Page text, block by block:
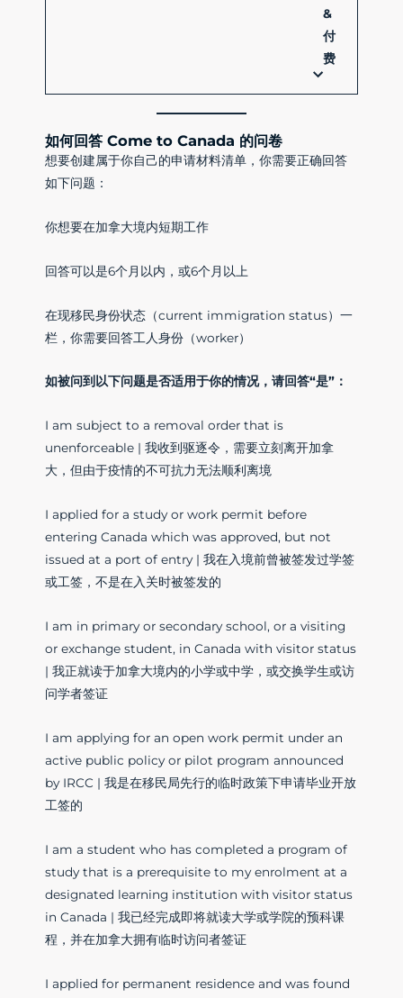
&
付
费
如何回答 Come to Canada 的问卷
想要创建属于你自己的申请材料清单，你需要正确回答
如下问题：
你想要在加拿大境内短期工作
回答可以是6个月以内，或6个月以上
在现移民身份状态（current immigration status）一
栏，你需要回答工人身份（worker）
如被问到以下问题是否适用于你的情况，请回答“是”：
I am subject to a removal order that is
unenforceable | 我收到驱逐令，需要立刻离开加拿
大，但由于疫情的不可抗力无法顺利离境
I applied for a study or work permit before
entering Canada which was approved, but not
issued at a port of entry | 我在入境前曾被签发过学签
或工签，不是在入关时被签发的
I am in primary or secondary school, or a visiting
or exchange student, in Canada with visitor status
| 我正就读于加拿大境内的小学或中学，或交换学生或访
问学者签证
I am applying for an open work permit under an
active public policy or pilot program announced
by IRCC | 我是在移民局先行的临时政策下申请毕业开放
工签的
I am a student who has completed a program of
study that is a prerequisite to my enrolment at a
designated learning institution with visitor status
in Canada | 我已经完成即将就读大学或学院的预科课
程，并在加拿大拥有临时访问者签证
I applied for permanent residence and was found